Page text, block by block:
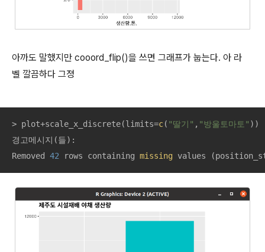
아까도 말했지만 cooord_flip()을 쓰면 그래프가 눕는다. 아 라
벨 깔끔하다 그졍
> plot+scale_x_discrete(limits=c( "딸기" , "방울토마토" ))
경고메시지(들):
Removed 42 rows containing missing values